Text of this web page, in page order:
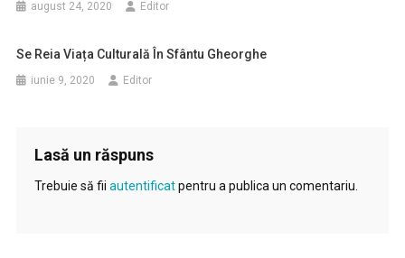
august 24, 2020 Editor
Se Reia Viața Culturală În Sfântu Gheorghe
iunie 9, 2020 Editor
Lasă un răspuns
Trebuie să fii autentificatpentru a publica un comentariu.